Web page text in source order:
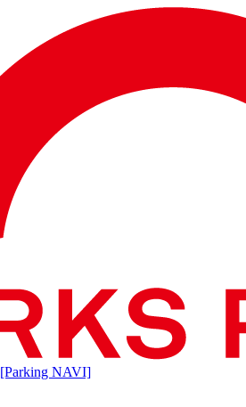
[Parking NAVI]